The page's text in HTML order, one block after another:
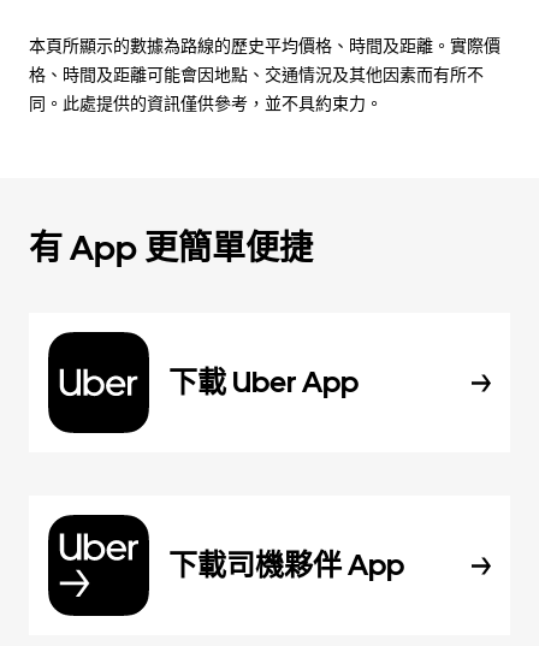
本頁所顯示的數據為路線的歷史平均價格、時間及距離。實際價
格、時間及距離可能會因地點、交通情況及其他因素而有所不
同。此處提供的資訊僅供參考，並不具約束力。
有 App 更簡單便捷
下載 Uber App
下載司機夥伴 App